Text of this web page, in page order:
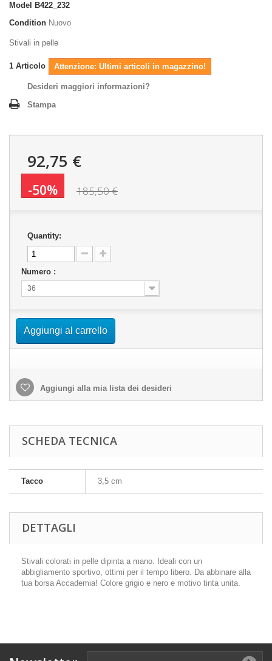
Model
B422_232
Condition Nuovo
Stivali in pelle
1 Articolo Attenzione: Ultimi articoli in magazzino!
Desideri maggiori informazioni?
Stampa
92,75 €
-50% 185,50 €
Quantity:
Numero :
36
Aggiungi al carrello
Aggiungi alla mia lista dei desideri
SCHEDA TECNICA
Tacco 3,5 cm
DETTAGLI
Stivali colorati in pelle dipinta a mano. Ideali con un
abbigliamento sportivo, ottimi per il tempo libero. Da abbinare alla
tua borsa Accademia! Colore grigio e nero e motivo tinta unita.